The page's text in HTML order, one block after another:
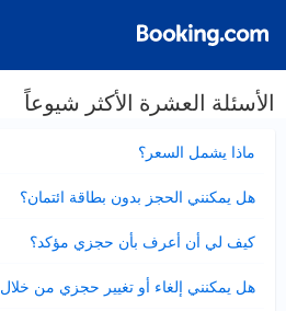
الأسئلة العشرة الأكثر شيوعاً
ماذا يشمل السعر؟
مصغر
هل يمكنني الحجز بدون بطاقة ائتمان؟
مصغر
كيف لي أن أعرف بأن حجزي مؤكد؟
مصغر
هل يمكنني إلغاء أو تغيير حجزي من خلال Booking.com؟
مصغر